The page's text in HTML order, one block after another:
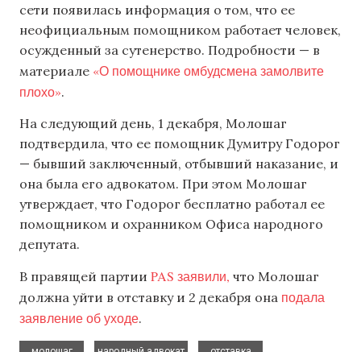
сети появилась информация о том, что ее
неофициальным помощником работает человек,
осужденный за сутенерство. Подробности — в
материале «О помощнике омбудсмена замолвите
плохо».
На следующий день, 1 декабря, Молошаг
подтвердила, что ее помощник Думитру Годорог
— бывший заключенный, отбывший наказание, и
она была его адвокатом. При этом Молошаг
утверждает, что Годорог бесплатно работал ее
помощником и охранником Офиса народного
депутата.
В правящей партии PAS заявили, что Молошаг
должна уйти в отставку и 2 декабря она подала
заявление об уходе.